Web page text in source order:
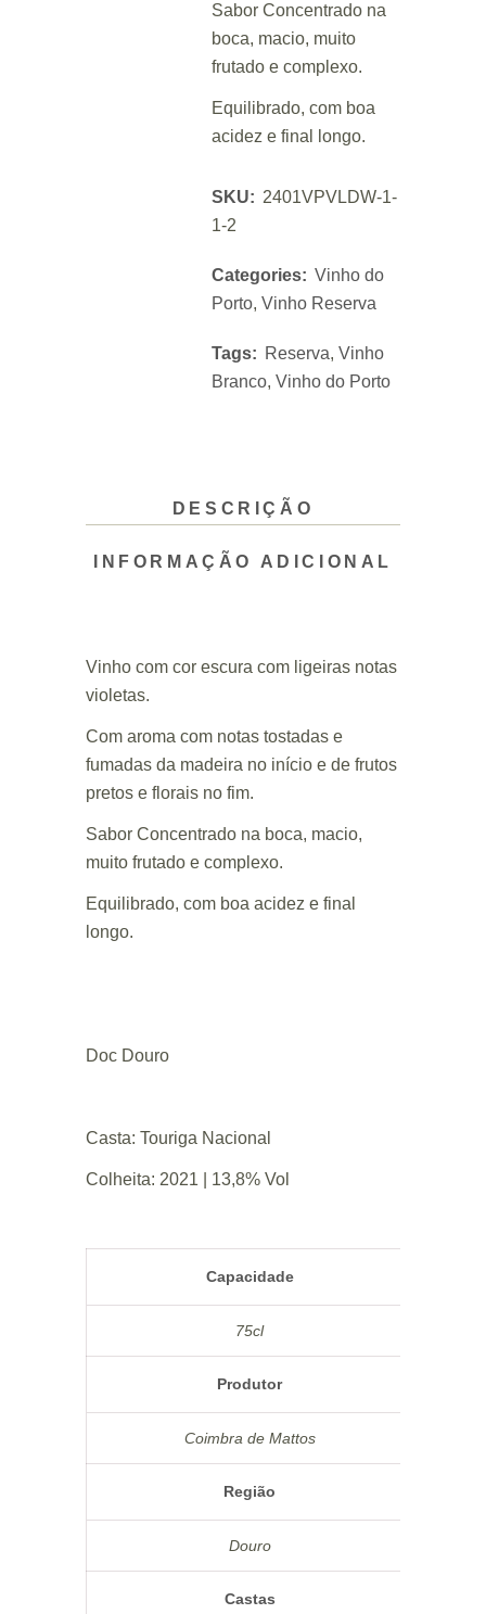
Sabor Concentrado na
boca, macio, muito
frutado e complexo.
Equilibrado, com boa
acidez e final longo.
SKU: 2401VPVLDW-1-
1-2
Categories: Vinho do
Porto, Vinho Reserva
Tags: Reserva, Vinho
Branco, Vinho do Porto
DESCRIÇÃO
INFORMAÇÃO ADICIONAL
Vinho com cor escura com ligeiras notas
violetas.
Com aroma com notas tostadas e
fumadas da madeira no início e de frutos
pretos e florais no fim.
Sabor Concentrado na boca, macio,
muito frutado e complexo.
Equilibrado, com boa acidez e final
longo.
Doc Douro
Casta: Touriga Nacional
Colheita: 2021 | 13,8% Vol
Capacidade
75cl
Produtor
Coimbra de Mattos
Região
Douro
Castas